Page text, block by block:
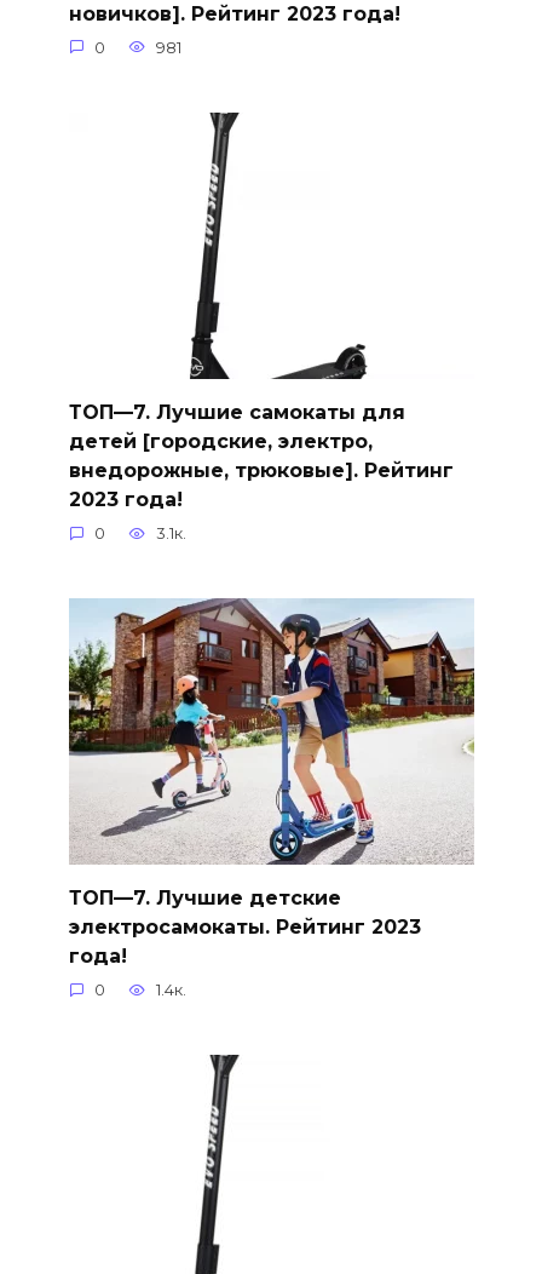
новичков]. Рейтинг 2023 года!
0 981
ТОП—7. Лучшие самокаты для
детей [городские, электро,
внедорожные, трюковые]. Рейтинг
2023 года!
0 3.1к.
ТОП—7. Лучшие детские
электросамокаты. Рейтинг 2023
года!
0 1.4к.